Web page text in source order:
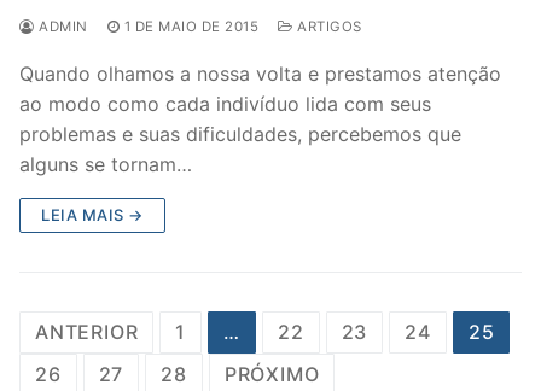
ADMIN 1 DE MAIO DE 2015 ARTIGOS
Quando olhamos a nossa volta e prestamos atenção
ao modo como cada indivíduo lida com seus
problemas e suas dificuldades, percebemos que
alguns se tornam…
LEIA MAIS →
Paginação
de
ANTERIOR 1 … 22 23 24
25
26
27 28 PRÓXIMO